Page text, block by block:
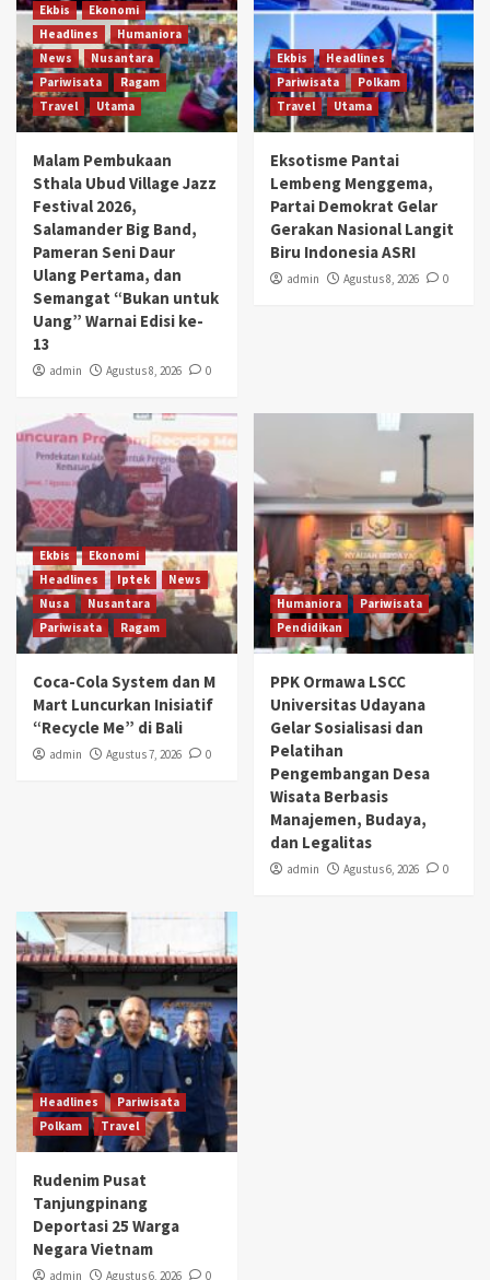
Ekbis
Ekonomi
Headlines
Humaniora
News
Nusantara
Pariwisata
Ragam
Travel
Utama
Malam Pembukaan
Sthala Ubud Village Jazz
Festival 2026,
Salamander Big Band,
Pameran Seni Daur
Ulang Pertama, dan
Semangat “Bukan untuk
Uang” Warnai Edisi ke-
13
admin Agustus 8, 2026 0
Ekbis
Headlines
Pariwisata
Polkam
Travel
Utama
Eksotisme Pantai
Lembeng Menggema,
Partai Demokrat Gelar
Gerakan Nasional Langit
Biru Indonesia ASRI
admin Agustus 8, 2026 0
Ekbis
Ekonomi
Headlines
Iptek
News
Nusa
Nusantara
Pariwisata
Ragam
Coca-Cola System dan M
Mart Luncurkan Inisiatif
“Recycle Me” di Bali
admin Agustus 7, 2026 0
Humaniora
Pariwisata
Pendidikan
PPK Ormawa LSCC
Universitas Udayana
Gelar Sosialisasi dan
Pelatihan
Pengembangan Desa
Wisata Berbasis
Manajemen, Budaya,
dan Legalitas
admin Agustus 6, 2026 0
Headlines
Pariwisata
Polkam
Travel
Rudenim Pusat
Tanjungpinang
Deportasi 25 Warga
Negara Vietnam
admin Agustus 6, 2026 0